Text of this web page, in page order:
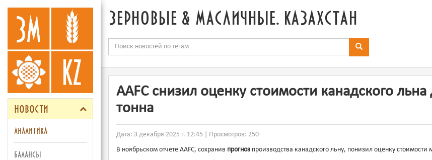
новости
аналитика
балансы
зерновые & масличные. казахстан
AAFC снизил оценку стоимости канадского
тонна
Дата: 3 декабря 2025 г. 12:45 | Просмотров: 250
В ноябрьском отчете AAFC, сохранив прогноз производства канадского льну, понизил оценку